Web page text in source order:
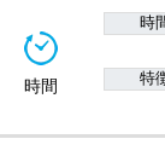
時間
時
特